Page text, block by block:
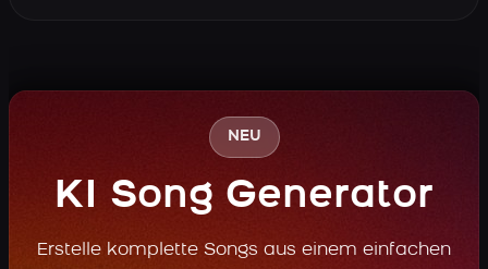
NEU
KI Song Generator
Erstelle komplette Songs aus einem einfachen